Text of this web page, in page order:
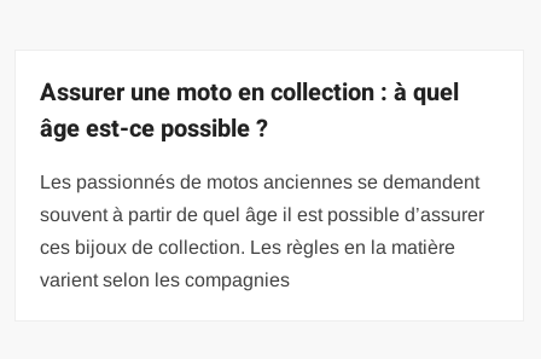
Assurer une moto en collection : à quel
âge est-ce possible ?
Les passionnés de motos anciennes se demandent
souvent à partir de quel âge il est possible d’assurer
ces bijoux de collection. Les règles en la matière
varient selon les compagnies